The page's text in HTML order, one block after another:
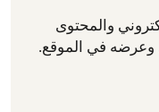
والمحتوى
وعرضه في الموقع.